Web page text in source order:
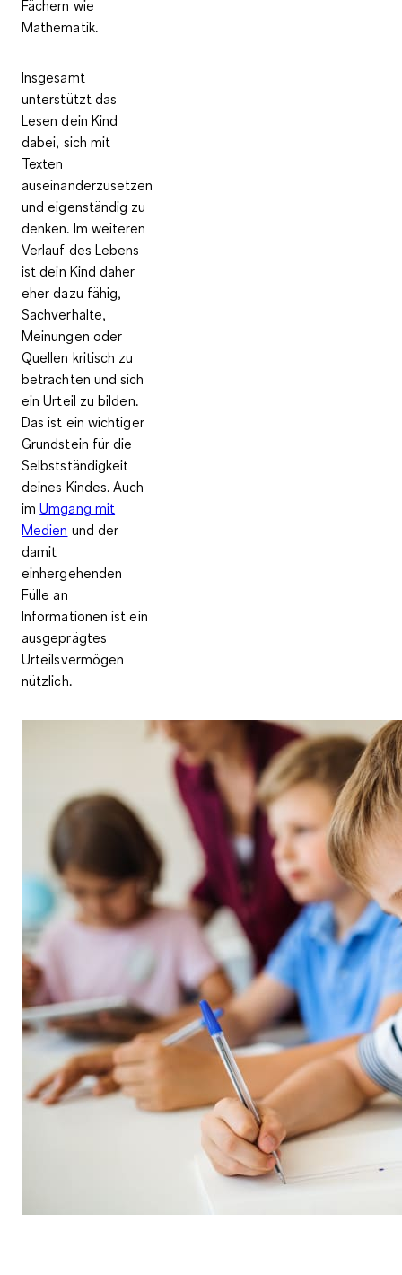
Fächern wie
Mathematik.
Insgesamt
unterstützt das
Lesen dein Kind
dabei, sich mit
Texten
auseinanderzusetzen
undeigenständig zu
denken. Im weiteren
Verlauf des Lebens
ist dein Kind daher
eher dazu fähig,
Sachverhalte,
Meinungen oder
Quellen kritisch zu
betrachten und sich
ein Urteil zu bilden.
Das ist ein wichtiger
Grundstein für die
Selbstständigkeit
deines Kindes. Auch
imUmgang mit
Medien und der
damit
einhergehenden
Fülle an
Informationen ist ein
ausgeprägtes
Urteilsvermögen
nützlich.